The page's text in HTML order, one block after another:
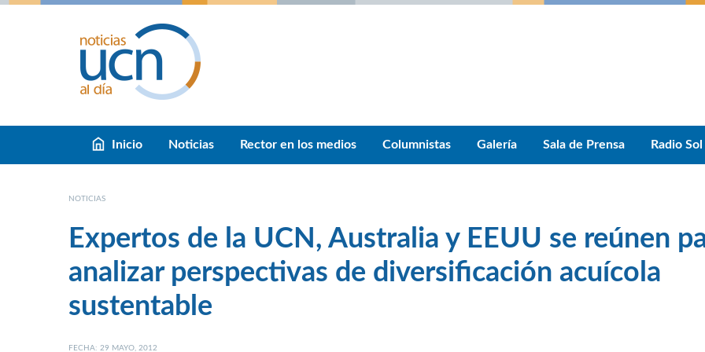
Inicio Noticias Rector en los medios Columnistas Galería Sala de Prensa Radio Sol
NOTICIAS
Expertos de la UCN, Australia y EEUU se reúnen
analizar perspectivas de diversificación acuícola
sustentable
FECHA: 29 MAYO, 2012